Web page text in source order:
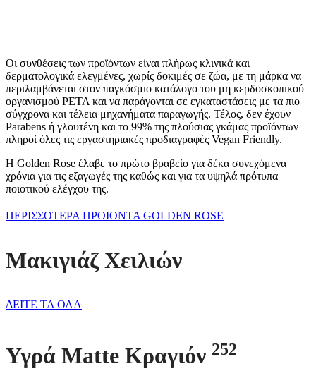
Οι συνθέσεις των προϊόντων είναι πλήρως κλινικά και
δερματολογικά ελεγμένες, χωρίς δοκιμές σε ζώα, με τη μάρκα να
περιλαμβάνεται στον παγκόσμιο κατάλογο του μη κερδοσκοπικού
οργανισμού PETA και να παράγονται σε εγκαταστάσεις με τα πιο
σύγχρονα και τέλεια μηχανήματα παραγωγής. Τέλος, δεν έχουν
Parabens ή γλουτένη και το 99% της πλούσιας γκάμας προϊόντων
πληροί όλες τις εργαστηριακές προδιαγραφές Vegan Friendly.
Η Golden Rose έλαβε το πρώτο βραβείο για δέκα συνεχόμενα
χρόνια για τις εξαγωγές της καθώς και για τα υψηλά πρότυπα
ποιοτικού ελέγχου της.
ΠΕΡΙΣΣΟΤΕΡΑ ΠΡΟΙΟΝΤΑ GOLDEN ROSE
Μακιγιάζ Χειλιών
ΔΕΙΤΕ ΤΑ ΟΛΑ
Υγρά Matte Κραγιόν 252